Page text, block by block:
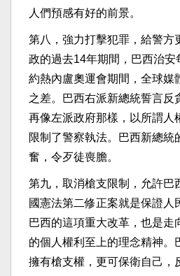
人們預感有好的前景。
第八，強力打擊犯罪，給警方
政的過去14年期間，巴西治安
約熱內盧奧運會期間，全球媒
之差。巴西右派新總統誓言反
再像左派政府那樣，以所謂人
限制了警察執法。巴西新總統
奮，令歹徒喪膽。
第九，取消槍支限制，允許巴
國憲法第二修正案就是保證人
巴西的這項重大改革，也是走
的個人權利至上的理念精神。
擁有槍支權，更可保衛自己，